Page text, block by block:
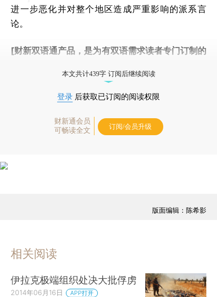
进一步恶化并对整个地区造成严重影响的派系言
论。
[财新双语通产品，是为有双语需求读者专门订制的
本文共计439字 订阅后继续阅读
登录 后获取已订阅的阅读权限
财新通会员
可畅读全文
订阅/会员升级
版面编辑：陈希影
相关阅读
伊拉克极端组织处决大批俘虏
2014年06月16日 APP打开